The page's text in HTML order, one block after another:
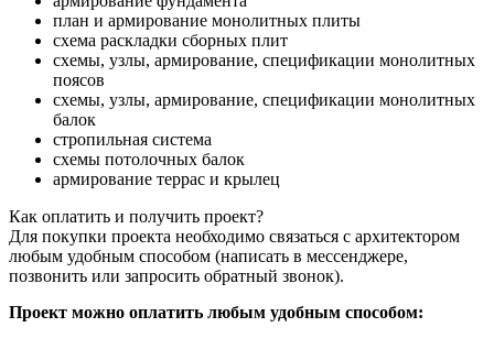
план и армирование монолитных плиты
схема раскладки сборных плит
схемы, узлы, армирование, спецификации монолитных
поясов
схемы, узлы, армирование, спецификации монолитных
балок
стропильная система
схемы потолочных балок
армирование террас и крылец
Как оплатить и получить проект?
Для покупки проекта необходимо связаться с архитектором
любым удобным способом (написать в мессенджере,
позвонить или запросить обратный звонок).
Проект можно оплатить любым удобным способом: